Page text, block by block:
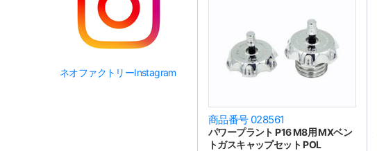
ネオファクトリーInstagram
商品番号 028561
パワープラント P16 M8用 MXベン
トガスキャップセット POL